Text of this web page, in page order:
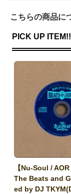
こちらの商品に
PICK UP ITEM!!
【Nu-Soul / AOR
The Beats and
ed by DJ